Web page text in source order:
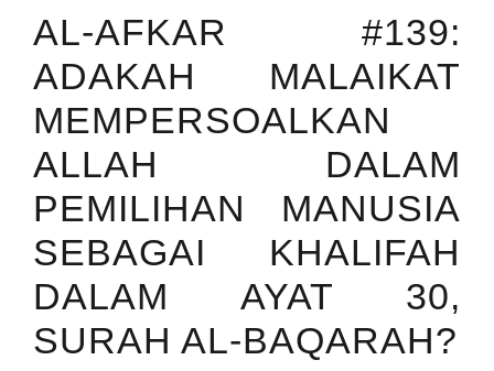
AL-AFKAR #139:
ADAKAH MALAIKAT
MEMPERSOALKAN
ALLAH DALAM
PEMILIHAN MANUSIA
SEBAGAI KHALIFAH
DALAM AYAT 30,
SURAH AL-BAQARAH?